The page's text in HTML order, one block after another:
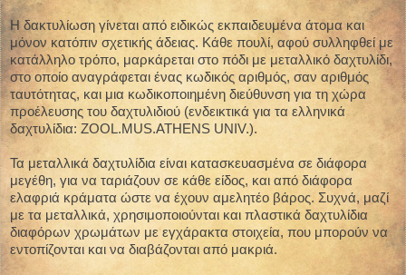
Η δακτυλίωση γίνεται από ειδικώς εκπαιδευμένα άτομα και
μόνον κατόπιν σχετικής άδειας. Κάθε πουλί, αφού συλληφθεί με
κατάλληλο τρόπο, μαρκάρεται στο πόδι με μεταλλικό δαχτυλίδι,
στο οποίο αναγράφεται ένας κωδικός αριθμός, σαν αριθμός
ταυτότητας, και μια κωδικοποιημένη διεύθυνση για τη χώρα
προέλευσης του δαχτυλιδιού (ενδεικτικά για τα ελληνικά
δαχτυλίδια: ZOOL.MUS.ATHENS UNIV.).
Τα μεταλλικά δαχτυλίδια είναι κατασκευασμένα σε διάφορα
μεγέθη, για να ταριάζουν σε κάθε είδος, και από διάφορα
ελαφριά κράματα ώστε να έχουν αμελητέο βάρος. Συχνά, μαζί
με τα μεταλλικά, χρησιμοποιούνται και πλαστικά δαχτυλίδια
διαφόρων χρωμάτων με εγχάρακτα στοιχεία, που μπορούν να
εντοπίζονται και να διαβάζονται από μακριά.